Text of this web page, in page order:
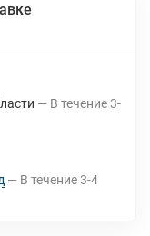
В течение3-
В течение3-4